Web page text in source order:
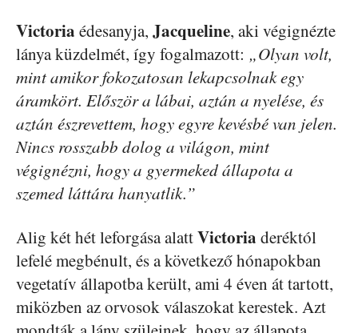
Victoria édesanyja, Jacqueline, aki végignézte
lánya küzdelmét, így fogalmazott: „Olyan volt,
mint amikor fokozatosan lekapcsolnak egy
áramkört. Először a lábai, aztán a nyelése, és
aztán észrevettem, hogy egyre kevésbé van jelen.
Nincs rosszabb dolog a világon, mint
végignézni, hogy a gyermeked állapota a
szemed láttára hanyatlik.”
Alig két hét leforgása alattVictoria deréktól
lefelé megbénult, és a következő hónapokban
vegetatív állapotba került, ami 4 éven át tartott,
miközben az orvosok válaszokat kerestek. Azt